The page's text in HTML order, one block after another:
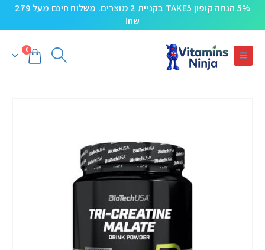
5% הנחה קופון TAKE5 בקניית 2 מוצרים. משלוח חינם מעל 279
שח!
0